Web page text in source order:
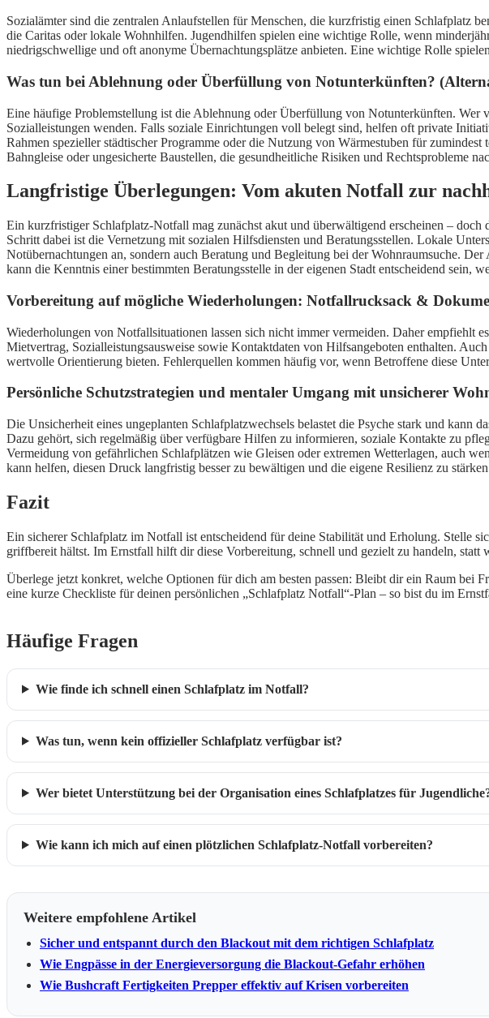
Sozialämter sind die zentralen Anlaufstellen für Menschen, die kurzfristig einen Schlafplatz
die Caritas oder lokale Wohnhilfen. Jugendhilfen spielen eine wichtige Rolle, wenn
niedrigschwellige und oft anonyme Übernachtungsplätze anbieten. Eine wichtige Rolle
Was tun bei Ablehnung oder Überfüllung von Notunterkünften?
Eine häufige Problemstellung ist die Ablehnung oder Überfüllung von Notunterkünften.
Sozialleistungen wenden. Falls soziale Einrichtungen voll belegt sind, helfen oft private
Rahmen spezieller städtischer Programme oder die Nutzung von Wärmestuben für
Bahngleise oder ungesicherte Baustellen, die gesundheitliche Risiken und Rechtsprobleme
Langfristige Überlegungen: Vom akuten Notfall zur
Ein kurzfristiger Schlafplatz-Notfall mag zunächst akut und überwältigend erscheinen –
Schritt dabei ist die Vernetzung mit sozialen Hilfsdiensten und Beratungsstellen. Lokale
Notübernachtungen an, sondern auch Beratung und Begleitung bei der Wohnraumsuche.
kann die Kenntnis einer bestimmten Beratungsstelle in der eigenen Stadt entscheidend sein,
Vorbereitung auf mögliche Wiederholungen: Notfallrucksack &
Wiederholungen von Notfallsituationen lassen sich nicht immer vermeiden. Daher empfiehlt
Mietvertrag, Sozialleistungsausweise sowie Kontaktdaten von Hilfsangeboten enthalten.
wertvolle Orientierung bieten. Fehlerquellen kommen häufig vor, wenn Betroffene diese
Persönliche Schutzstrategien und mentaler Umgang mit unsicherer
Die Unsicherheit eines ungeplanten Schlafplatzwechsels belastet die Psyche stark und kann
Dazu gehört, sich regelmäßig über verfügbare Hilfen zu informieren, soziale Kontakte zu
Vermeidung von gefährlichen Schlafplätzen wie Gleisen oder extremen Wetterlagen, auch
kann helfen, diesen Druck langfristig besser zu bewältigen und die eigene Resilienz zu
Fazit
Ein sicherer Schlafplatz im Notfall ist entscheidend für deine Stabilität und Erholung. Stelle
griffbereit hältst. Im Ernstfall hilft dir diese Vorbereitung, schnell und gezielt zu handeln, statt
Überlege jetzt konkret, welche Optionen für dich am besten passen: Bleibt dir ein Raum bei
eine kurze Checkliste für deinen persönlichen „Schlafplatz Notfall“-Plan – so bist du im
Häufige Fragen
Wie finde ich schnell einen Schlafplatz im Notfall?
Was tun, wenn kein offizieller Schlafplatz verfügbar ist?
Wer bietet Unterstützung bei der Organisation eines Schlafplatzes für
Wie kann ich mich auf einen plötzlichen Schlafplatz-Notfall vorbereiten?
Weitere empfohlene Artikel
Sicher und entspannt durch den Blackout mit dem richtigen Schlafplatz
Wie Engpässe in der Energieversorgung die Blackout-Gefahr erhöhen
Wie Bushcraft Fertigkeiten Prepper effektiv auf Krisen vorbereiten